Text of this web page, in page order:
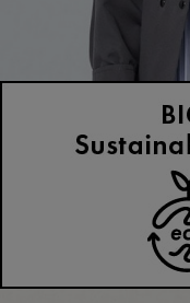
(ぶるぞん) /